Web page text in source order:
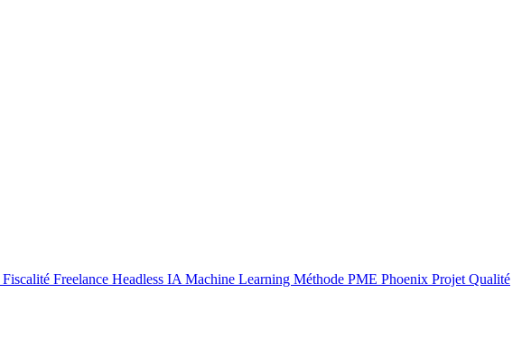
Fiscalité Freelance Headless IA Machine Learning Méthode PME Phoenix Projet Qualité